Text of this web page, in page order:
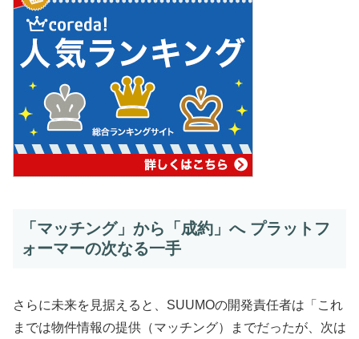
「マッチング」から「成約」へ プラットフ
ォーマーの次なる一手
さらに未来を見据えると、SUUMOの開発責任者は「これ
までは物件情報の提供（マッチング）までだったが、次は